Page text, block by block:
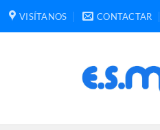
VISÍTANOS CONTACTAR